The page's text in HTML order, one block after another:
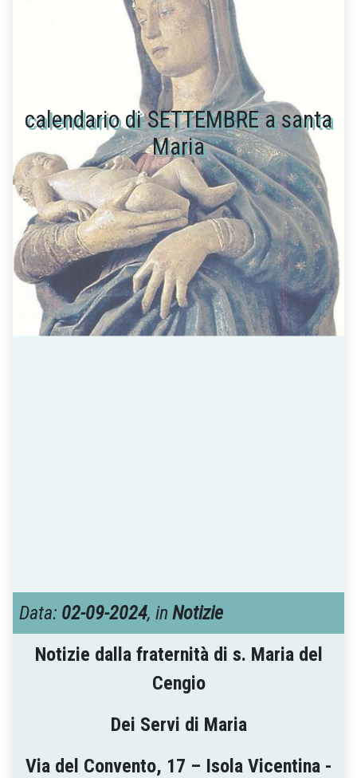
calendario di SETTEMBRE a santa
Maria
Data: 02-09-2024, in Notizie
Notizie dalla fraternità di s. Maria del
Cengio
Dei Servi di Maria
Via del Convento, 17 – Isola Vicentina -